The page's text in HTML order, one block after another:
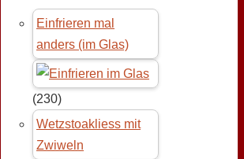
Einfrieren mal
anders (im Glas)
(230)
Wetzstoakliess mit
Zwiweln